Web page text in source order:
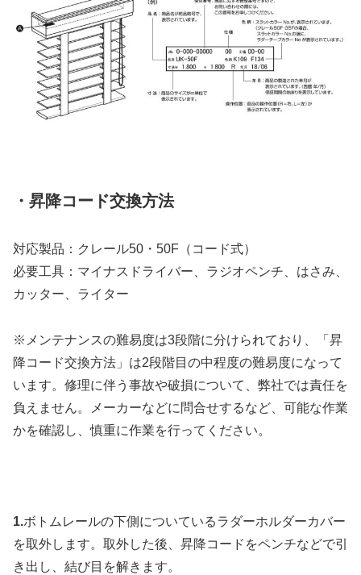
・昇降コード交換方法
対応製品：クレール50・50F（コード式）
必要工具：マイナスドライバー、ラジオペンチ、はさみ、
カッター、ライター
※メンテナンスの難易度は3段階に分けられており、「昇
降コード交換方法」は2段階目の中程度の難易度になって
います。修理に伴う事故や破損について、弊社では責任を
負えません。メーカーなどに問合せするなど、可能な作業
かを確認し、慎重に作業を行ってください。
1.ボトムレールの下側についているラダーホルダーカバー
を取外します。取外した後、昇降コードをペンチなどで引
き出し、結び目を解きます。